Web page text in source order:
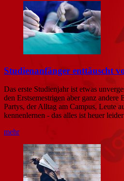
Studienanfänger enttäuscht
Das erste Studienjahr ist etwas
den Erstsemestrigen aber ganz andere
Partys, der Alltag am Campus, Leute
kennenlernen - das alles ist heuer
mehr